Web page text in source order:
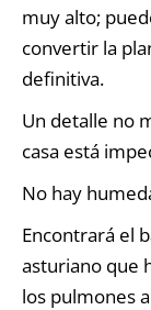
muy alto;
convertir la
definitiva.
Un detalle no
casa está
No hay
Encontrará el
asturiano que
los pulmones